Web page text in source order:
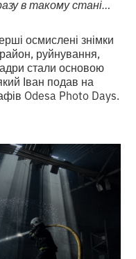
в такому стані…
осмислені знімки
руйнування,
стали основою
Іван подав на
Odesa Photo Days.